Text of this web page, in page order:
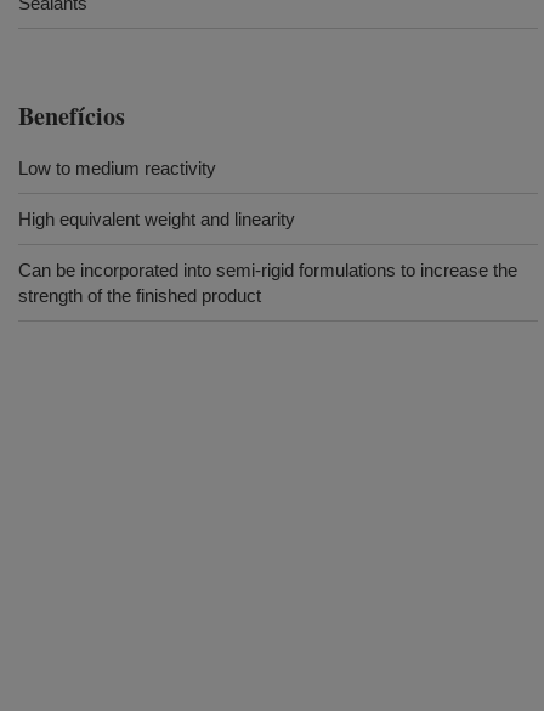
Benefícios
Low to medium reactivity
High equivalent weight and linearity
Can be incorporated into semi-rigid formulations to increase the
strength of the finished product